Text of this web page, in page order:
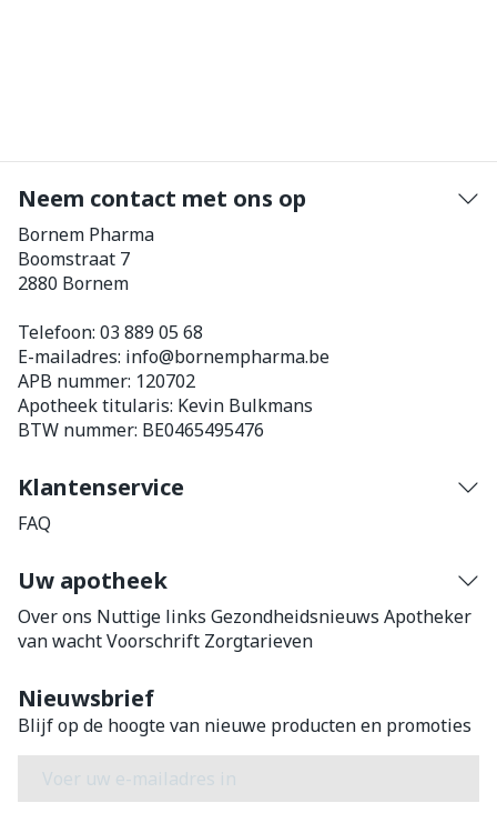
Neem contact met ons op
Bornem Pharma
Boomstraat 7
2880 Bornem
Telefoon: 03 889 05 68
E-mailadres: info@bornempharma.be
APB nummer: 120702
Apotheek titularis: Kevin Bulkmans
BTW nummer: BE0465495476
Klantenservice
FAQ
Uw apotheek
Over ons Nuttige links Gezondheidsnieuws Apotheker
van wachtVoorschrift Zorgtarieven
Nieuwsbrief
Blijf op de hoogte van nieuwe producten en promoties